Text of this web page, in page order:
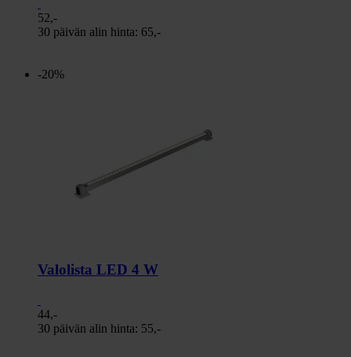
52,-
30 päivän alin hinta: 65,-
-20%
Valolista LED 4 W
44,-
30 päivän alin hinta: 55,-